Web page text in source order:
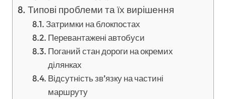
Типові проблеми та їх вирішення
Затримки на блокпостах
Перевантажені автобуси
Поганий стан дороги на окремих
ділянках
Відсутність зв’язку на частині
маршруту